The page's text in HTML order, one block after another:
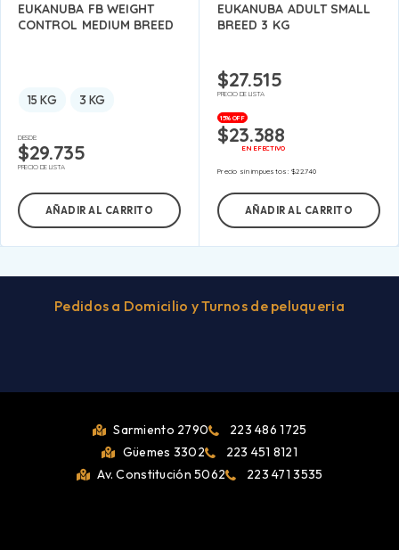
EUKANUBA FB WEIGHT
CONTROL MEDIUM BREED
15 KG 3 KG
DESDE:
$29.735
PRECIO DE LISTA
AÑADIR AL CARRITO
EUKANUBA ADULT SMALL
BREED 3 KG
$27.515
PRECIO DE LISTA
15% OFF
$23.388
EN EFECTIVO
Precio sin impuestos:$22.740
AÑADIR AL CARRITO
Pedidos a Domicilio y Turnos de peluqueria
Sarmiento 2790
223 486 1725
Güemes 3302
223 451 8121
Av. Constitución 5062
223 471 3535